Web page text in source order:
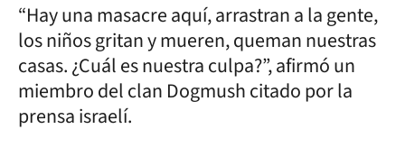
“Hay una masacre aquí, arrastran a la gente,
los niños gritan y mueren, queman nuestras
casas. ¿Cuál es nuestra culpa?”, afirmó un
miembro del clan Dogmush citado por la
prensa israelí.